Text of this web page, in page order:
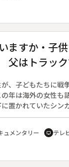
ますか・子
はトラッ
、子どもたちに戦
年は海外の女性
置かれていたシン
ん（７３歳）は、
待ち続けた。当時
が日本の中学生・
ュメンタリー tv テレ